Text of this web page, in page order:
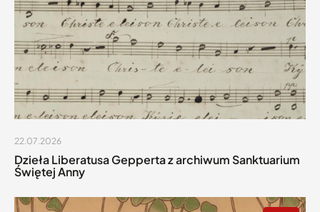
22.07.2026
Dzieła Liberatusa Gepperta z archiwum Sanktuarium
Świętej Anny